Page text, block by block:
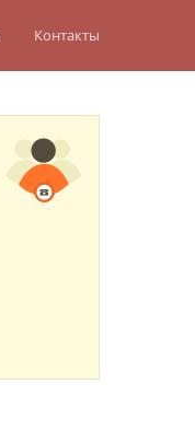
Контакты